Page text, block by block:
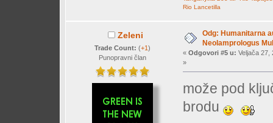
Rio Lancetilla
Zeleni
Trade Count: (+1)
Punopravni član
Odg: Humanitarna
Neolamprologus
« Odgovori #5 u: Veljača 27,
»
može pod
brodu